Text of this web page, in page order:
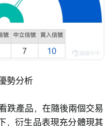
勢分析
，衍生品表現充分體現其